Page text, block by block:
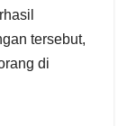
tersebut,
di